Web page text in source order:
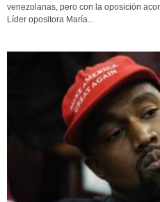
venezolanas, pero con la oposición
Líder opositora María...